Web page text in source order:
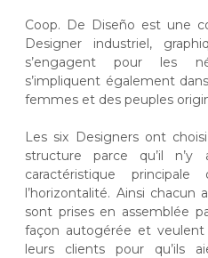
Coop. De Diseño est une
Designer industriel,
s’engagent pour les
s’impliquent également
femmes et des peuples
Les six Designers ont
structure parce qu’il
caractéristique principale
l’horizontalité. Ainsi
sont prises en assemblée
façon autogérée et
leurs clients pour qu’ils